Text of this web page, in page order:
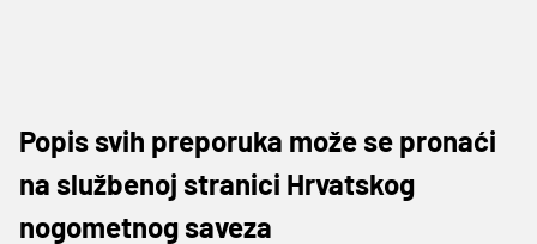
Popis svih preporuka može se pronaći
na službenoj stranici Hrvatskog
nogometnog saveza